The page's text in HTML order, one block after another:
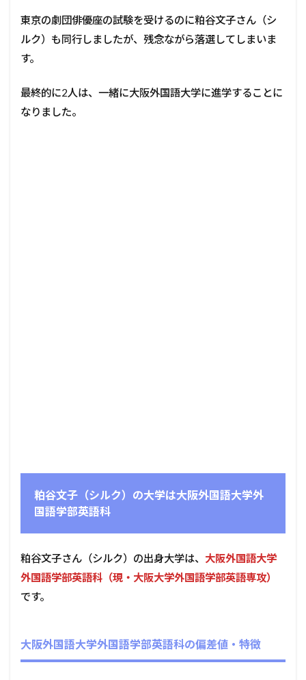
東京の劇団俳優座の試験を受けるのに粕谷文子さん（シ
ルク）も同行しましたが、残念ながら落選してしまいま
す。
最終的に2人は、一緒に大阪外国語大学に進学することに
なりました。
粕谷文子（シルク）の大学は大阪外国語大学外
国語学部英語科
粕谷文子さん（シルク）の出身大学は、 大阪外国語大学
外国語学部英語科（現・大阪大学外国語学部英語専攻）
です。
大阪外国語大学外国語学部英語科の偏差値・特徴